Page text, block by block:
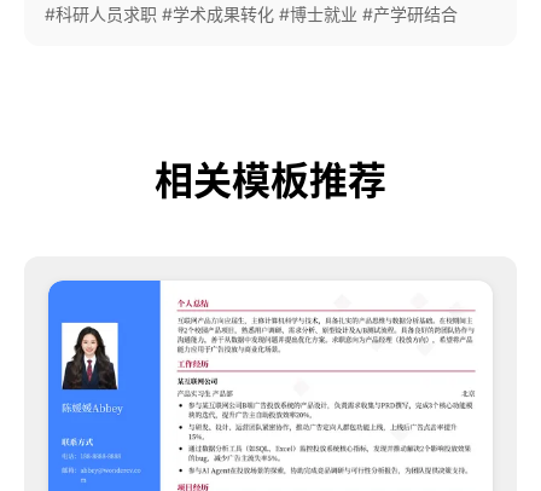
懂的商业语言，帮助许多科研人才成功进
#科研人员求职 #学术成果转化 #博士就业 #产学研结合
相关模板推荐